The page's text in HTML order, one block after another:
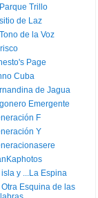
Trillo
de Laz
de la Voz
Page
Cuba
de Jagua
Emergente
F
Y
isla y ...La Espina
Otra Esquina de las